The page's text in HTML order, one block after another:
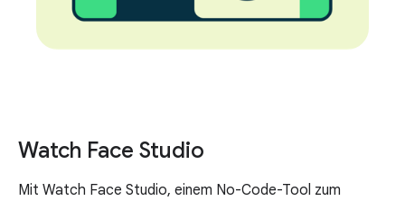
Watch Face Studio
Mit Watch Face Studio, einem No-Code-Tool zum